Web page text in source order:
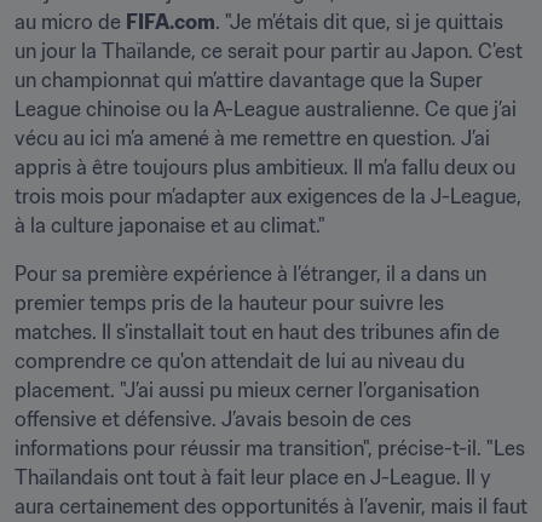
au micro de FIFA.com. "Je m’étais dit que, si je quittais
un jour la Thaïlande, ce serait pour partir au Japon. C’est
un championnat qui m’attire davantage que la Super
League chinoise ou la A-League australienne. Ce que j’ai
vécu au ici m’a amené à me remettre en question. J’ai
appris à être toujours plus ambitieux. Il m’a fallu deux ou
trois mois pour m’adapter aux exigences de la J-League,
à la culture japonaise et au climat."
Pour sa première expérience à l’étranger, il a dans un
premier temps pris de la hauteur pour suivre les
matches. Il s’installait tout en haut des tribunes afin de
comprendre ce qu'on attendait de lui au niveau du
placement. "J’ai aussi pu mieux cerner l’organisation
offensive et défensive. J’avais besoin de ces
informations pour réussir ma transition", précise-t-il. "Les
Thaïlandais ont tout à fait leur place en J-League. Il y
aura certainement des opportunités à l’avenir, mais il faut